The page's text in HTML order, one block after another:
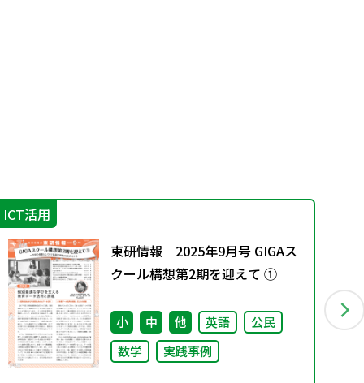
ICT活用
東研情報 2025年9月号 GIGAス
クール構想第2期を迎えて ①
小 中 他 英語
公民
数学
実践事例